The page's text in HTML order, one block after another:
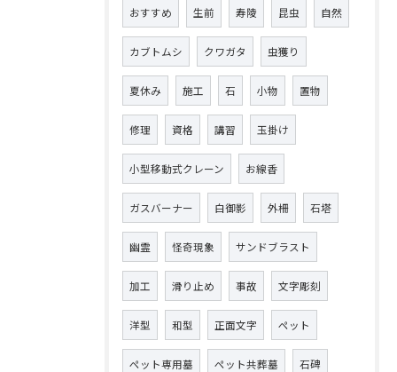
おすすめ 生前 寿陵 昆虫 自然
カブトムシ クワガタ 虫獲り
夏休み 施工 石 小物 置物
修理 資格 講習 玉掛け
小型移動式クレーン お線香
ガスバーナー 白御影 外柵 石塔
幽霊 怪奇現象 サンドブラスト
加工 滑り止め 事故 文字彫刻
洋型 和型 正面文字 ペット
ペット専用墓 ペット共葬墓 石碑